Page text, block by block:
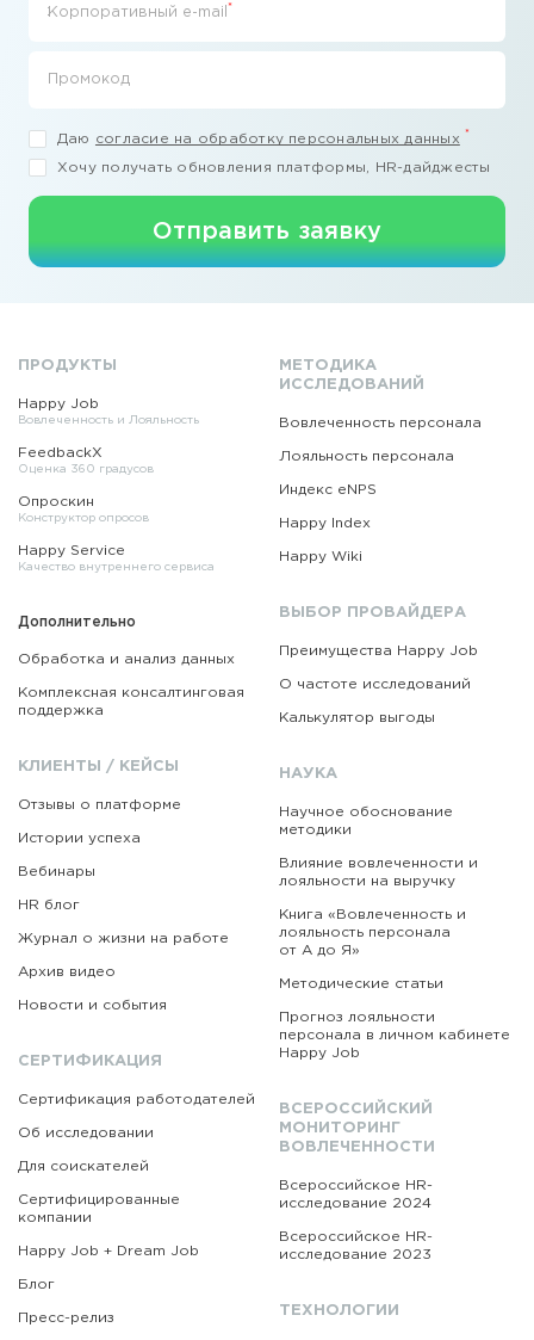
Корпоративный e-mail *
Промокод
Даю согласие на обработку персональных данных *
Хочу получать обновления платформы, HR-дайджесты
Отправить заявку
ПРОДУКТЫ
Happy Job
Вовлеченность и Лояльность
FeedbackX
Оценка 360 градусов
Опроскин
Конструктор опросов
Happy Service
Качество внутреннего сервиса
Дополнительно
Обработка и анализ данных
Комплексная консалтинговая
поддержка
КЛИЕНТЫ / КЕЙСЫ
Отзывы о платформе
Истории успеха
Вебинары
HR блог
Журнал о жизни на работе
Архив видео
Новости и события
СЕРТИФИКАЦИЯ
Сертификация работодателей
Об исследовании
Для соискателей
Сертифицированные
компании
Happy Job + Dream Job
Блог
Пресс-релиз
МЕТОДИКА
ИССЛЕДОВАНИЙ
Вовлеченность персонала
Лояльность персонала
Индекс eNPS
Happy Index
Happy Wiki
ВЫБОР ПРОВАЙДЕРА
Преимущества Happy Job
О частоте исследований
Калькулятор выгоды
НАУКА
Научное обоснование
методики
Влияние вовлеченности и
лояльности на выручку
Книга «Вовлеченность и
лояльность персонала
от А до Я»
Методические статьи
Прогноз лояльности
персонала в личном кабинете
Happy Job
ВСЕРОССИЙСКИЙ
МОНИТОРИНГ
ВОВЛЕЧЕННОСТИ
Всероссийское HR-
исследование 2024
Всероссийское HR-
исследование 2023
ТЕХНОЛОГИИ